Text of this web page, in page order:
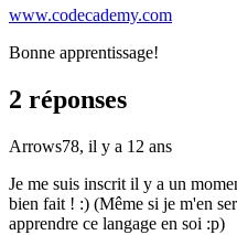
www.codecademy.com
Bonne apprentissage!
2 réponses
Arrows78, il y a 12 ans
Je me suis inscrit il y a un
bien fait ! :) (Même si je m'en
apprendre ce langage en soi :p)